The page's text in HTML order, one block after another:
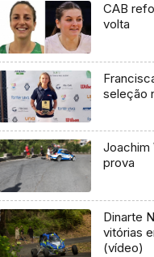
CAB
volta
seleção
Joachim
prova
Dinarte
vitórias
(vídeo)